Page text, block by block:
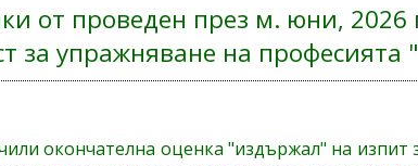
от проведен през м. юни, 2026
за упражняване на
окончателна оценка "издържал" на изпит